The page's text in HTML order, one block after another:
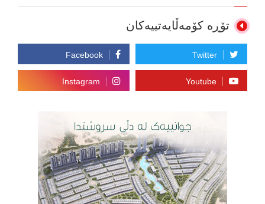
تۆڕە کۆمەڵایەتییەکان